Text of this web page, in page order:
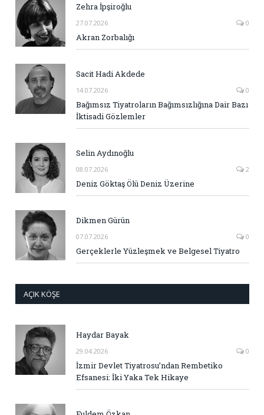
Zehra İpşiroğlu
27.07.2026 0
Akran Zorbalığı
Sacit Hadi Akdede
14.07.2026 0
Bağımsız Tiyatroların Bağımsızlığına Dair Bazı
İktisadi Gözlemler
Selin Aydınoğlu
08.07.2026 2
Deniz Göktaş Ölü Deniz Üzerine
Dikmen Gürün
07.07.2026 0
Gerçeklerle Yüzleşmek ve Belgesel Tiyatro
AÇIK KÖŞE
Haydar Bayak
29.04.2026 0
İzmir Devlet Tiyatrosu’ndan Rembetiko
Efsanesi: İki Yaka Tek Hikaye